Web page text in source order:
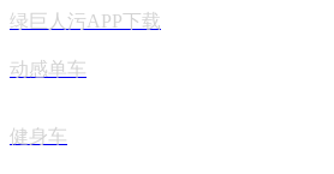
绿巨人污APP下载
动感单车
健身车